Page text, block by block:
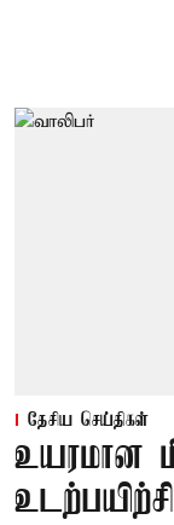
தேசிய செய்திகள்
உயரமான